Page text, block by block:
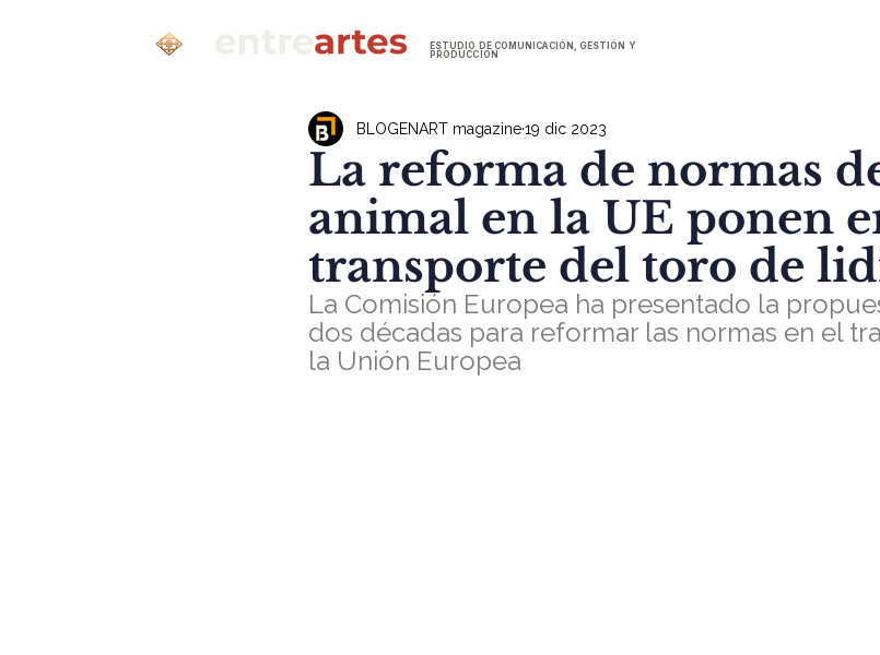
ESTUDIO DE COMUNICACIÓN, GESTIÓN Y
PRODUCCIÓN
La reforma de normas
animal en la UE ponen
transporte del toro de
BLOGENART magazine19 dic 2023
La Comisión Europea ha presentado la
dos décadas para reformar las normas en el
la Unión Europea